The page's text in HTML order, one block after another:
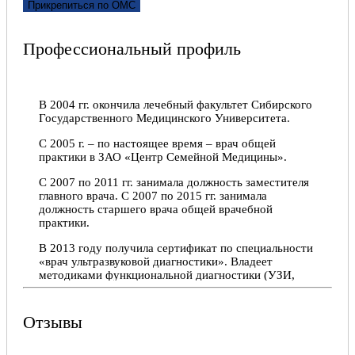
Отличный врач. Все четко и по делу, ничего
Благодарю Игоря Сергеевича за консультацию и
отношение с пониманием
Отлично!
Спасибо доктору. Все чётко быстро и понятно.
Всегда идёт на встречу
Наталия, 11.06.2021
Отлично!
пациентов ведёт очень профессионально и
Прикрепиться по ОМС
Профессиональный профиль
В 2004 гг. окончила лечебный факультет Сибирского
Государственного Медицинского Университета.
С 2005 г. – по настоящее время – врач общей
практики в ЗАО «Центр Семейной Медицины».
С 2007 по 2011 гг. занимала должность заместителя
главного врача. С 2007 по 2015 гг. занимала
должность старшего врача общей врачебной
практики.
В 2013 году получила сертификат по специальности
«врач ультразвуковой диагностики». Владеет
методиками функциональной диагностики (УЗИ,
ЭКГ, СМАД, Холтер-ЭКГ, спирометрия,
Постоянно развивается, повышая квалификацию на
Отзывы